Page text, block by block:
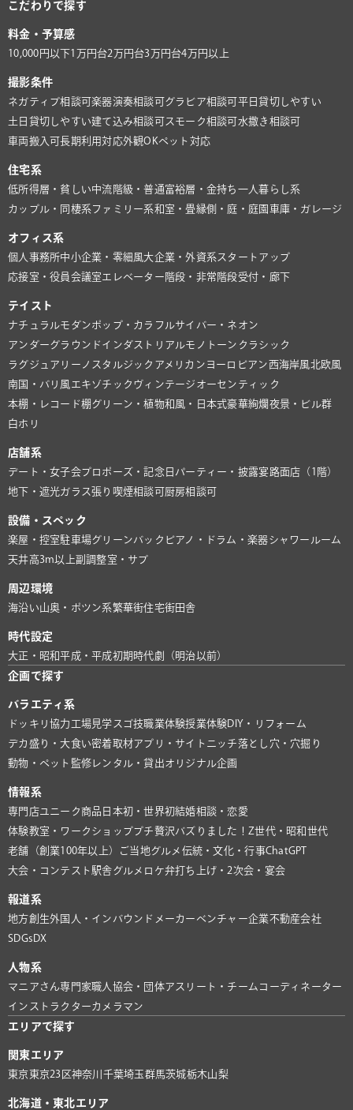
こだわりで探す
料金・予算感
10,000円以下1万円台2万円台3万円台4万円以上
撮影条件
ネガティブ相談可楽器演奏相談可グラビア相談可平日貸切しやすい
土日貸切しやすい建て込み相談可スモーク相談可水撒き相談可
車両搬入可長期利用対応外観OKペット対応
住宅系
低所得層・貧しい中流階級・普通富裕層・金持ち 一人暮らし系
カップル・同棲系ファミリー系和室・畳縁側・庭・庭園 車庫・ガレージ
オフィス系
個人事務所中小企業・零細風大企業・外資系スタートアップ
応接室・役員会議室 エレベーター階段・非常階段受付・廊下
テイスト
ナチュラルモダンポップ・カラフルサイバー・ネオン
アンダーグラウンド インダストリアルモノトーン クラシック
ラグジュアリー ノスタルジック アメリカン ヨーロピアン西海岸風北欧風
南国・バリ風 エキゾチック ヴィンテージ オーセンティック
本棚・レコード棚グリーン・植物和風・日本式豪華絢爛夜景・ビル群
白ホリ
店舗系
デート・女子会プロポーズ・記念日 パーティー・披露宴路面店（1階）
地下・遮光ガラス張り 喫煙相談可厨房相談可
設備・スペック
楽屋・控室駐車場グリーンバック ピアノ・ドラム・楽器シャワールーム
天井高3m以上副調整室・サブ
周辺環境
海沿い山奥・ポツン系繁華街住宅街田舎
時代設定
大正・昭和平成・平成初期時代劇（明治以前）
企画で探す
バラエティ系
ドッキリ協力 工場見学 スゴ技職業体験授業体験DIY・リフォーム
デカ盛り・大食い密着取材アプリ・サイト ニッチ落とし穴・穴掘り
動物・ペット 監修レンタル・貸出オリジナル企画
情報系
専門店ユニーク商品 日本初・世界初結婚相談・恋愛
体験教室・ワークショッププチ贅沢バズりました！ Z世代・昭和世代
老舗（創業100年以上）
ご当地グルメ 伝統・文化・行事ChatGPT
大会・コンテスト 駅舎グルメ ロケ弁打ち上げ・2次会・宴会
報道系
地方創生外国人・インバウンド メーカー ベンチャー企業不動産会社
SDGsDX
人物系
マニアさん専門家職人 協会・団体アスリート・チーム コーディネーター
インストラクターカメラマン
エリアで探す
関東エリア
東京東京23区神奈川 千葉埼玉群馬茨城栃木山梨
北海道・東北エリア